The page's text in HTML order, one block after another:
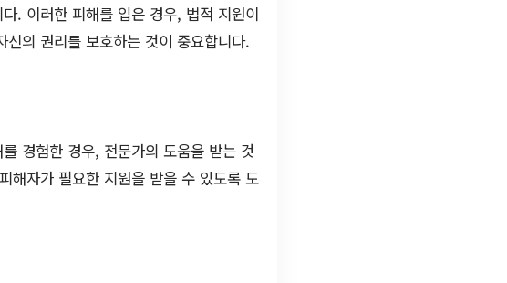
. 이러한 피해를 입은 경우, 법적 지원이
의 권리를 보호하는 것이 중요합니다.
경험한 경우, 전문가의 도움을 받는 것
해자가 필요한 지원을 받을 수 있도록 도